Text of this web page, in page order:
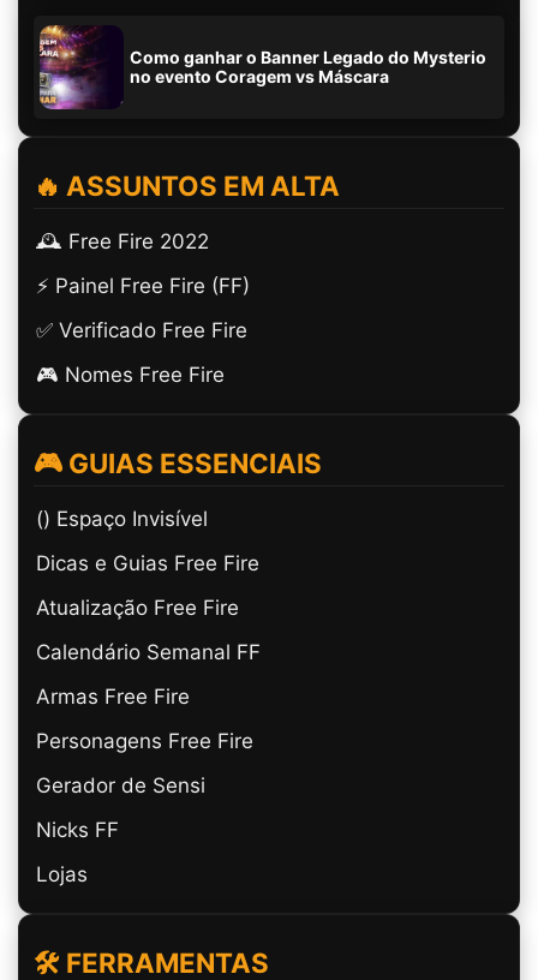
Como ganhar o Banner Legado do Mysterio
no evento Coragem vs Máscara
🔥 ASSUNTOS EM ALTA
🕰️ Free Fire 2022
⚡ Painel Free Fire (FF)
✅ Verificado Free Fire
🎮 Nomes Free Fire
🎮 GUIAS ESSENCIAIS
(ㅤ) Espaço Invisível
Dicas e Guias Free Fire
Atualização Free Fire
Calendário Semanal FF
Armas Free Fire
Personagens Free Fire
Gerador de Sensi
Nicks FF
Lojas
🛠️ FERRAMENTAS